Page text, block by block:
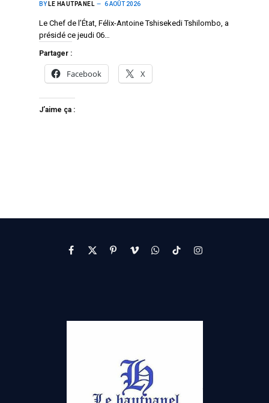
BY LE HAUTPANEL 6 AOÛT 2026
Le Chef de l’État, Félix-Antoine Tshisekedi Tshilombo, a
présidé ce jeudi 06…
Partager :
Facebook X
J’aime ça :
Facebook
X
PinterestVimeoWhatsApp
TikTokInstagram